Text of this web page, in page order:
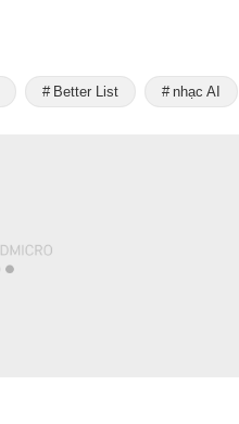
Better List nhạc AI